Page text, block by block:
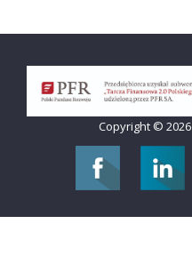
Copyright © 2026